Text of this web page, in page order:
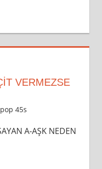
VERMEZSE
45s
A-AŞK NEDEN